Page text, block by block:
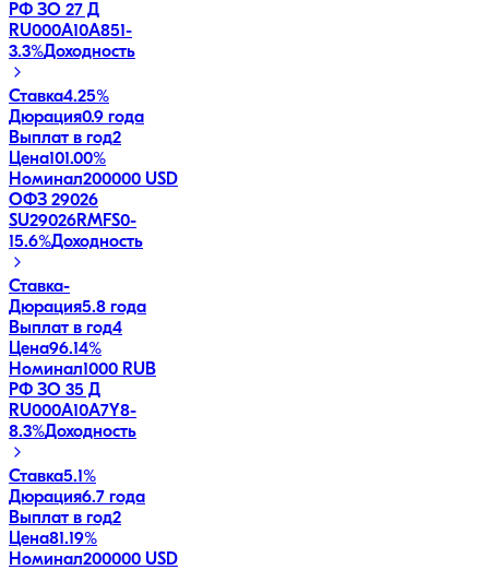
РФ ЗО 27 Д
RU000A10A851-
3.3%Доходность
Ставка4.25%
Дюрация0.9 года
Выплат в год2
Цена101.00%
Номинал200000 USD
ОФЗ 29026
SU29026RMFS0-
15.6%Доходность
Ставка-
Дюрация5.8 года
Выплат в год4
Цена96.14%
Номинал1000 RUB
РФ ЗО 35 Д
RU000A10A7Y8-
8.3%Доходность
Ставка5.1%
Дюрация6.7 года
Выплат в год2
Цена81.19%
Номинал200000 USD